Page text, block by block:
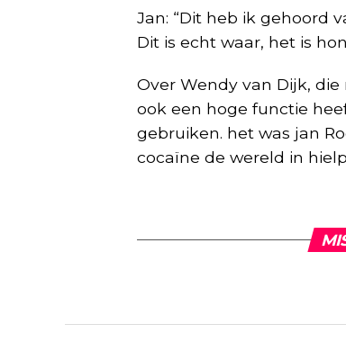
Jan: “Dit heb ik gehoord
Dit is echt waar, het is
Over Wendy van Dijk,
ook een hoge functie
gebruiken. het was jan
cocaïne de wereld in